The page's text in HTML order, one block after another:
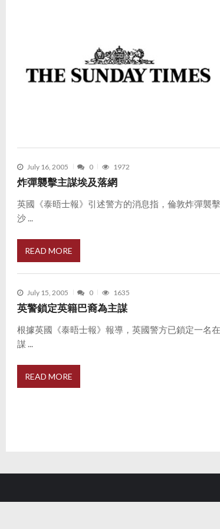
July 16, 2005 0 1972
炸彈襲擊主謀埃及落網
英國《泰晤士報》引述警方的消息指，倫敦炸彈襲
沙 ...
READ MORE
July 15, 2005 0 1635
英警鎖定英籍巴裔為主謀
根據英國《泰晤士報》報導，英國警方已鎖定一名
謀 ...
READ MORE
s
a